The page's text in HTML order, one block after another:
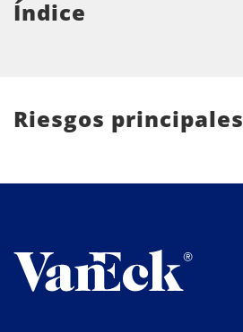
Índice
Riesgos principales